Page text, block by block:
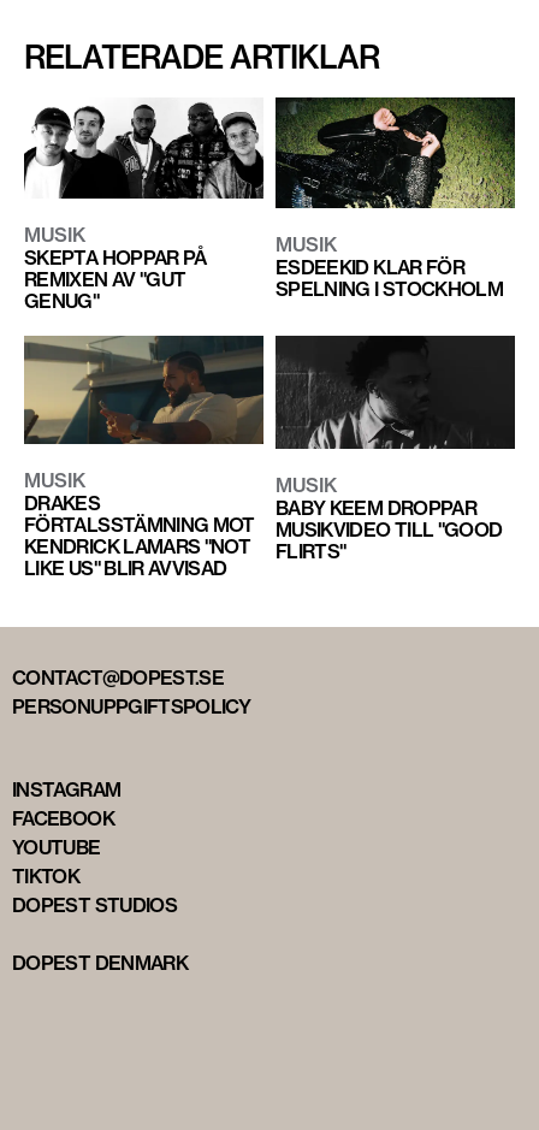
RELATERADE ARTIKLAR
MUSIK
SKEPTA HOPPAR PÅ
REMIXEN AV "GUT
GENUG"
MUSIK
ESDEEKID KLAR FÖR
SPELNING I STOCKHOLM
MUSIK
DRAKES
FÖRTALSSTÄMNING MOT
KENDRICK LAMARS "NOT
LIKE US" BLIR AVVISAD
MUSIK
BABY KEEM DROPPAR
MUSIKVIDEO TILL "GOOD
FLIRTS"
CONTACT@DOPEST.SE
PERSONUPPGIFTSPOLICY
INSTAGRAM
FACEBOOK
YOUTUBE
TIKTOK
DOPEST STUDIOS
DOPEST DENMARK